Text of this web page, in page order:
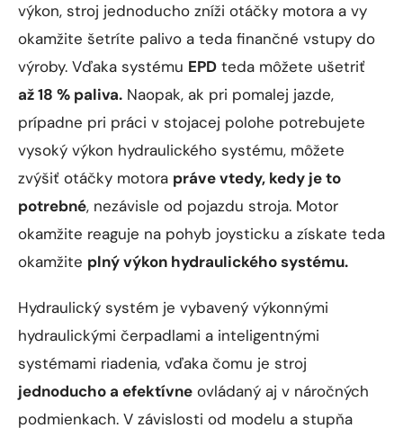
výkon, stroj jednoducho zníži otáčky motora a vy
okamžite šetríte palivo a teda finančné vstupy do
výroby. Vďaka systému EPD teda môžete ušetriť
až 18 % paliva. Naopak, ak pri pomalej jazde,
prípadne pri práci v stojacej polohe potrebujete
vysoký výkon hydraulického systému, môžete
zvýšiť otáčky motora práve vtedy, kedy je to
potrebné, nezávisle od pojazdu stroja. Motor
okamžite reaguje na pohyb joysticku a získate teda
okamžite plný výkon hydraulického systému.
Hydraulický systém je vybavený výkonnými
hydraulickými čerpadlami a inteligentnými
systémami riadenia, vďaka čomu je stroj
jednoducho a efektívne ovládaný aj v náročných
podmienkach. V závislosti od modelu a stupňa